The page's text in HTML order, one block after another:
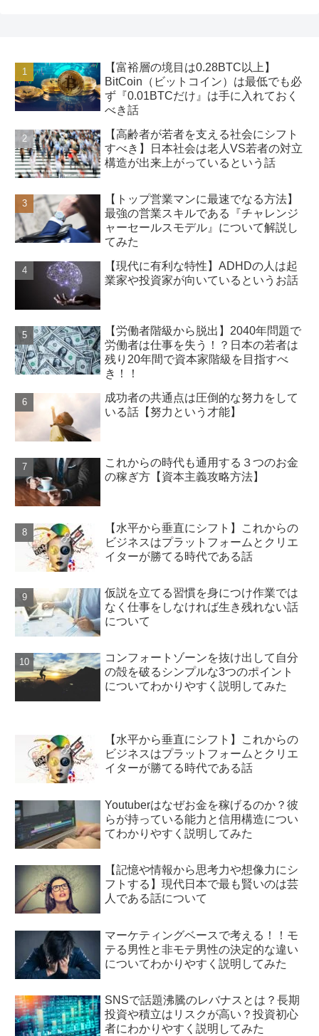
【富裕層の境目は0.28BTC以上】
BitCoin（ビットコイン）は最低でも必
ず『0.01BTCだけ』は手に入れておく
べき話
【高齢者が若者を支える社会にシフト
すべき】日本社会は老人VS若者の対立
構造が出来上がっているという話
【トップ営業マンに最速でなる方法】
最強の営業スキルである『チャレンジ
ャーセールスモデル』について解説し
てみた
【現代に有利な特性】ADHDの人は起
業家や投資家が向いているというお話
【労働者階級から脱出】2040年問題で
労働者は仕事を失う！？日本の若者は
残り20年間で資本家階級を目指すべ
き！！
成功者の共通点は圧倒的な努力をして
いる話【努力という才能】
これからの時代も通用する３つのお金
の稼ぎ方【資本主義攻略方法】
【水平から垂直にシフト】これからの
ビジネスはプラットフォームとクリエ
イターが勝てる時代である話
仮説を立てる習慣を身につけ作業では
なく仕事をしなければ生き残れない話
について
コンフォートゾーンを抜け出して自分
の殻を破るシンプルな3つのポイント
についてわかりやすく説明してみた
【水平から垂直にシフト】これからの
ビジネスはプラットフォームとクリエ
イターが勝てる時代である話
Youtuberはなぜお金を稼げるのか？彼
らが持っている能力と信用構造につい
てわかりやすく説明してみた
【記憶や情報から思考力や想像力にシ
フトする】現代日本で最も賢いのは芸
人である話について
マーケティングベースで考える！！モ
テる男性と非モテ男性の決定的な違い
についてわかりやすく説明してみた
SNSで話題沸騰のレバナスとは？長期
投資や積立はリスクが高い？投資初心
者にわかりやすく説明してみた